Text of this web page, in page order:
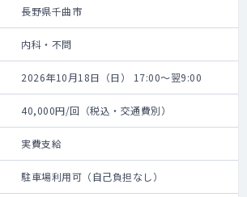
長野県千曲市
内科・不問
2026年10月18日（日） 17:00～翌9:00
40,000円/回（税込・交通費別）
実費支給
駐車場利用可（自己負担なし）